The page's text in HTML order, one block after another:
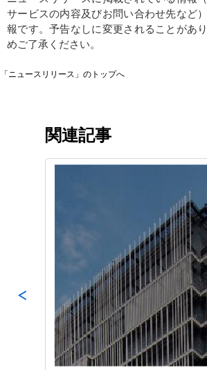
サービスの内容及びお問い合わせ先など
報です。予告なしに変更されることがあ
めご了承ください。
「ニュースリリース」のトップへ
関連記事